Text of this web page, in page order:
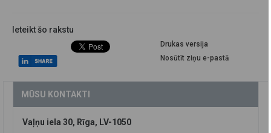
Ieteikt šo rakstu
Drukas versija
Nosūtīt ziņu e-pastā
MŪSU KONTAKTI
Vaļņu iela 30, Rīga, LV-1050